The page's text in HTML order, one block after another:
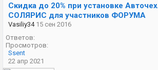
Скидка до 20% при установке
СОЛЯРИС для участников ФОРУМА
Vasiliy34 15 сен 2016
Ответов:
Просмотров:
Ssent
22 апр 2021